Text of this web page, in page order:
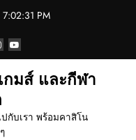
7:02:31 PM
กมส์ และกีฬา
กับเรา พร้อมคาสิโน